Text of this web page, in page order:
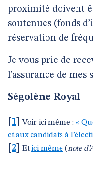
proximité doivent
soutenues (fonds
réservation de
Je vous prie de
l’assurance de
Ségolène Royal
1 ]Voir ici même : «
et aux candidats à
2 Et ici même (note